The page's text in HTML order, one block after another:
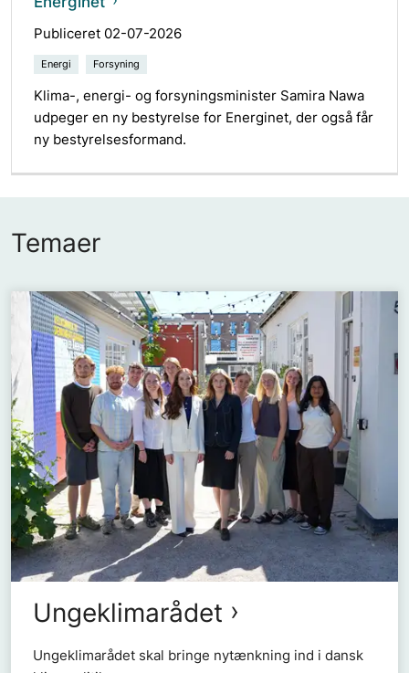
Publiceret 02-07-2026
Energi Forsyning
Klima-, energi- og forsyningsminister Samira Nawa
udpeger en ny bestyrelse for Energinet, der også får
ny bestyrelsesformand.
Temaer
Ungeklimarådet
Ungeklimarådet skal bringe nytænkning ind i dansk